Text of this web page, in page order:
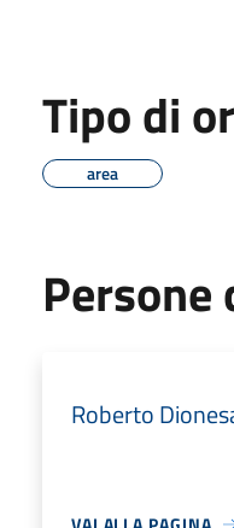
Tipo di
area
Roberto